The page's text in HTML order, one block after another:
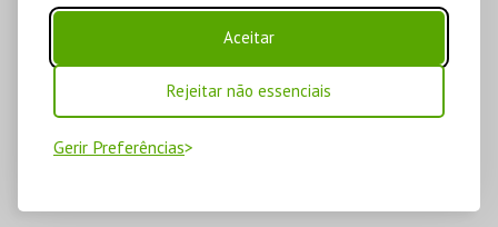
Aceitar
Rejeitar não essenciais
Gerir Preferências